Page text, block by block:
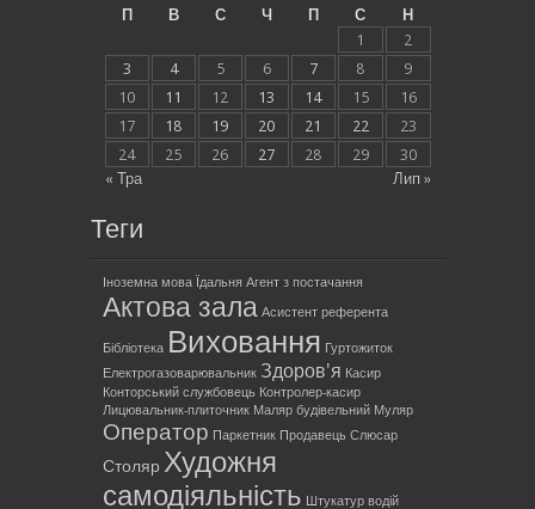
П
В С Ч П С Н
« Тра Лип »
1
2
3
4 5 6 7 8
9
10
11 12 13 14 15
16
17
18 19 20 21 22
23
24
25 26 27 28 29 30
Теги
Іноземна мова Їдальня Агент з постачання
Актова зала Асистент референта
Бібліотека Виховання Гуртожиток
Електрогазоварювальник Здоров'я Касир
Конторський службовець Контролер-касир
Лицювальник-плиточник Маляр будівельний Муляр
Оператор Паркетник Продавець Слюсар
Столяр Художня
самодіяльність Штукатур водій